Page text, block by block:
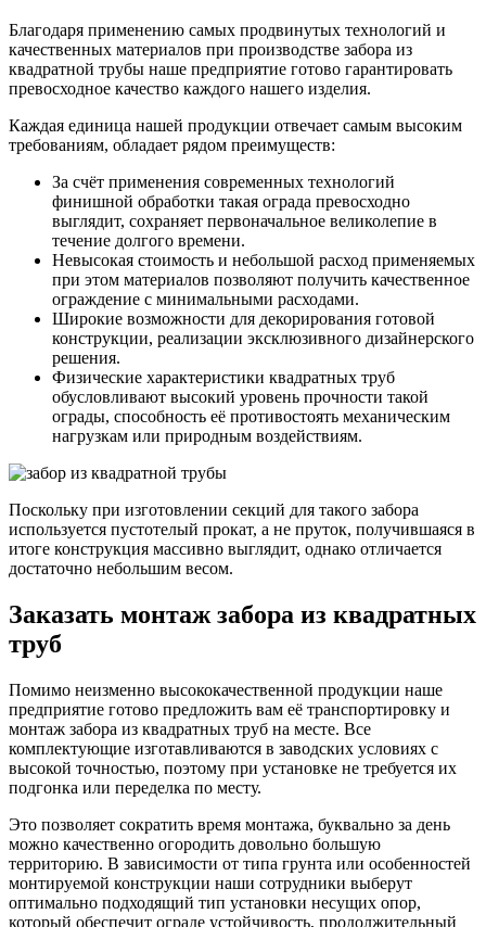
Благодаря применению самых продвинутых технологий и
качественных материалов при производстве забора из
квадратной трубы наше предприятие готово гарантировать
превосходное качество каждого нашего изделия.
Каждая единица нашей продукции отвечает самым высоким
требованиям, обладает рядом преимуществ:
За счёт применения современных технологий
финишной обработки такая ограда превосходно
выглядит, сохраняет первоначальное великолепие в
течение долгого времени.
Невысокая стоимость и небольшой расход применяемых
при этом материалов позволяют получить качественное
ограждение с минимальными расходами.
Широкие возможности для декорирования готовой
конструкции, реализации эксклюзивного дизайнерского
решения.
Физические характеристики квадратных труб
обусловливают высокий уровень прочности такой
ограды, способность её противостоять механическим
нагрузкам или природным воздействиям.
Поскольку при изготовлении секций для такого забора
используется пустотелый прокат, а не пруток, получившаяся в
итоге конструкция массивно выглядит, однако отличается
достаточно небольшим весом.
Заказать монтаж забора из квадратных
труб
Помимо неизменно высококачественной продукции наше
предприятие готово предложить вам её транспортировку и
монтаж забора из квадратных труб на месте. Все
комплектующие изготавливаются в заводских условиях с
высокой точностью, поэтому при установке не требуется их
подгонка или переделка по месту.
Это позволяет сократить время монтажа, буквально за день
можно качественно огородить довольно большую
территорию. В зависимости от типа грунта или особенностей
монтируемой конструкции наши сотрудники выберут
оптимально подходящий тип установки несущих опор,
который обеспечит ограде устойчивость, продолжительный